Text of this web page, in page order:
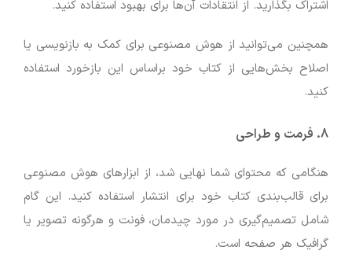
اشتراک بگذارید. از انتقادات آن‌ها برای بهبود استفاده کنید.
همچنین می‌توانید از هوش مصنوعی برای کمک به بازنویسی یا
اصلاح بخش‌هایی از کتاب خود براساس این بازخورد استفاده
کنید.
8. فرمت و طراحی
هنگامی که محتوای شما نهایی شد، از ابزارهای هوش مصنوعی
برای قالب‌بندی کتاب خود برای انتشار استفاده کنید. این گام
شامل تصمیم‌گیری در مورد چیدمان، فونت و هرگونه تصویر یا
گرافیک هر صفحه است.